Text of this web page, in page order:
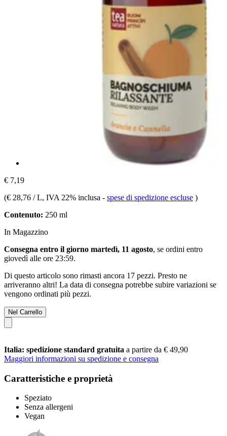
€ 7,19
(€ 28,76 / L, IVA 22% inclusa - spese di spedizione escluse )
Contenuto: 250 ml
In Magazzino
Consegna entro il giorno martedì, 11 agosto, se ordini entro
giovedì alle ore 23:59.
Di questo articolo sono rimasti ancora 17 pezzi. Presto ne
arriveranno altri! La data di consegna potrebbe subire variazioni se
vengono ordinati più pezzi.
Nel Carrello
Italia: spedizione standard gratuita a partire da € 49,90
Maggiori informazioni su spedizione e consegna
Caratteristiche e proprietà
Speziato
Senza allergeni
Vegan